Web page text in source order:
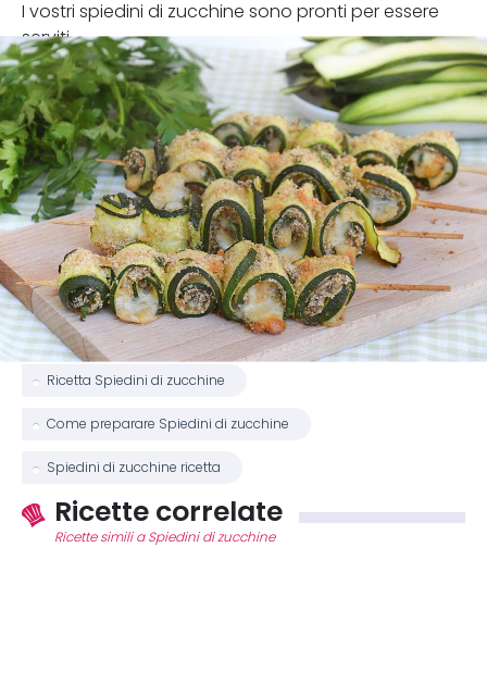
I vostri spiedini di zucchine sono pronti per essere
serviti.
Ricetta Spiedini di zucchine
Come preparare Spiedini di zucchine
Spiedini di zucchine ricetta
Ricette correlate
Ricette simili a Spiedini di zucchine